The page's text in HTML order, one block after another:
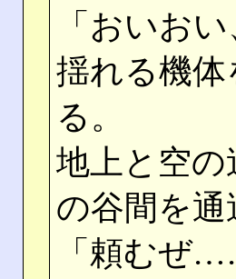
「おいお
揺れる機
る。
地上と空
の谷間を通
「頼むぜ